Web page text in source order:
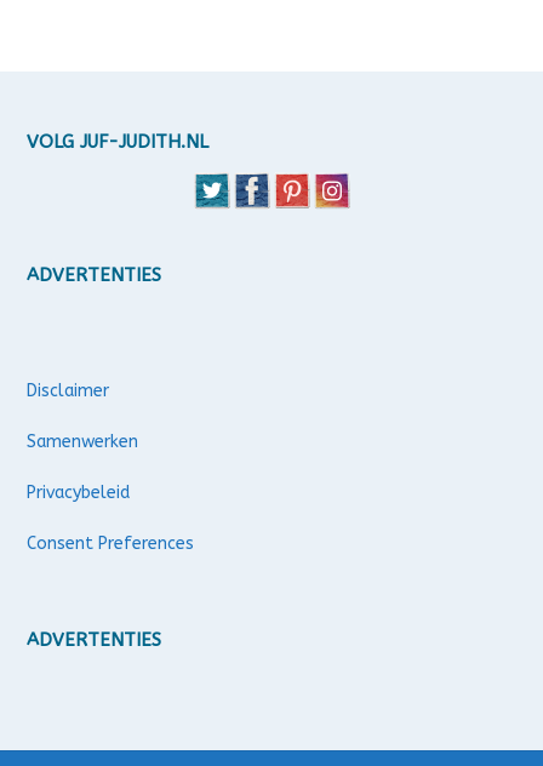
VOLG JUF-JUDITH.NL
ADVERTENTIES
Disclaimer
Samenwerken
Privacybeleid
Consent Preferences
ADVERTENTIES